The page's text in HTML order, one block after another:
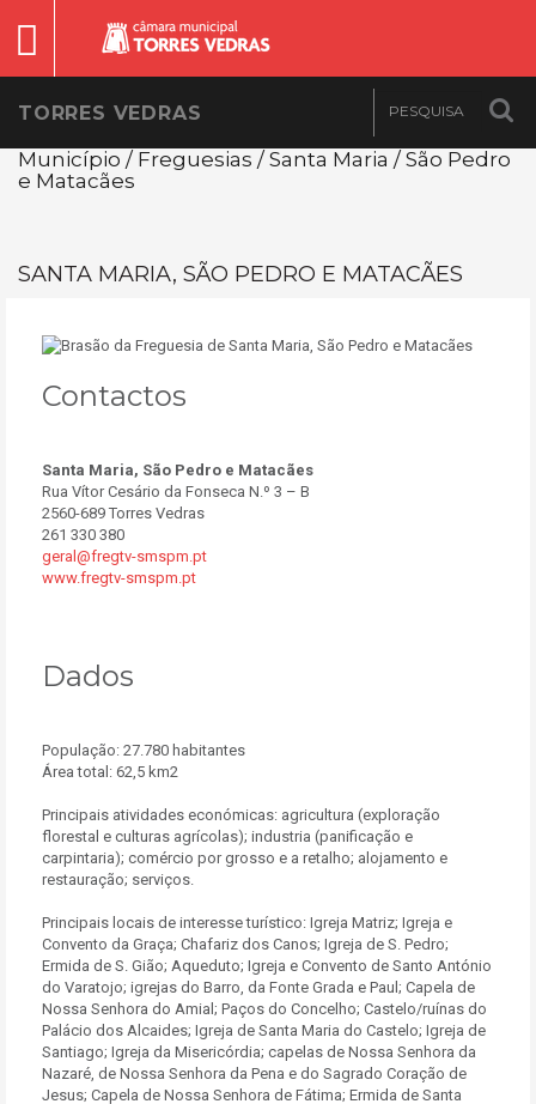
TORRES VEDRAS
Município / Freguesias / Santa Maria / São Pedro
e Matacães
SANTA MARIA, SÃO PEDRO E MATACÃES
Contactos
Santa Maria, São Pedro e Matacães
Rua Vítor Cesário da Fonseca N.º 3 – B
2560-689 Torres Vedras
261 330 380
geral@fregtv-smspm.pt
www.fregtv-smspm.pt
Dados
População: 27.780 habitantes
Área total: 62,5 km2
Principais atividades económicas: agricultura (exploração
florestal e culturas agrícolas); industria (panificação e
carpintaria); comércio por grosso e a retalho; alojamento e
restauração; serviços.
Principais locais de interesse turístico: Igreja Matriz; Igreja e
Convento da Graça; Chafariz dos Canos; Igreja de S. Pedro;
Ermida de S. Gião; Aqueduto; Igreja e Convento de Santo António
do Varatojo; igrejas do Barro, da Fonte Grada e Paul; Capela de
Nossa Senhora do Amial; Paços do Concelho; Castelo/ruínas do
Palácio dos Alcaides; Igreja de Santa Maria do Castelo; Igreja de
Santiago; Igreja da Misericórdia; capelas de Nossa Senhora da
Nazaré, de Nossa Senhora da Pena e do Sagrado Coração de
Jesus; Capela de Nossa Senhora de Fátima; Ermida de Santa